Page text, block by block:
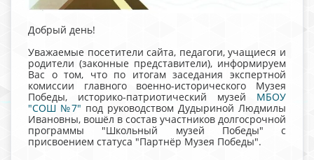
Добрый день!
Уважаемые посетители сайта, педагоги, учащиеся и
родители (законные представители), информируем
Вас о том, что по итогам заседания экспертной
комиссии главного военно-исторического Музея
Победы, историко-патриотический музей МБОУ
"СОШ №7" под руководством Дудыриной Людмилы
Ивановны, вошёл в состав участников долгосрочной
программы "Школьный музей Победы" с
присвоением статуса "Партнёр Музея Победы".